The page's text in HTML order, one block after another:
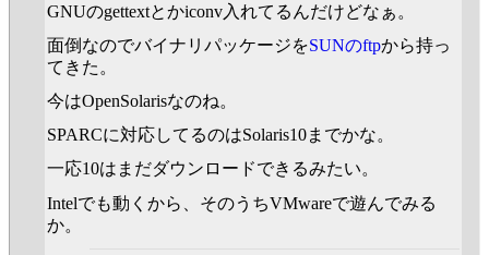
GNUのgettextとかiconv入れてるんだけどなぁ。
面倒なのでバイナリパッケージをSUNのftpから持っ
てきた。
今はOpenSolarisなのね。
SPARCに対応してるのはSolaris10までかな。
一応10はまだダウンロードできるみたい。
Intelでも動くから、そのうちVMwareで遊んでみる
か。